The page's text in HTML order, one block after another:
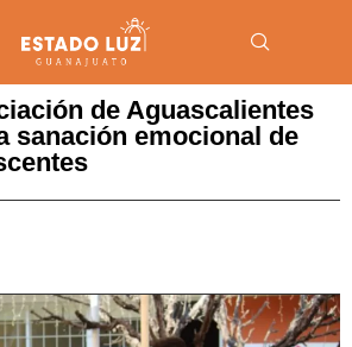
de Aguascalientes
sanación emocional de